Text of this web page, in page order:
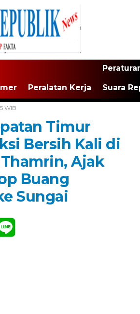
Peralatan Kerja Suara
WIB
Timur
Bersih Kali di
Ajak
Buang
Sungai